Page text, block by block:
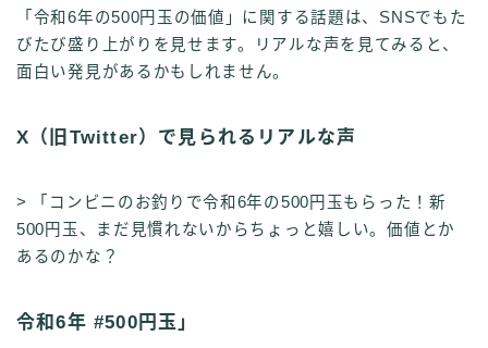
「令和6年の500円玉の価値」に関する話題は、SNSでもた
びたび盛り上がりを見せます。リアルな声を見てみると、
面白い発見があるかもしれません。
X（旧Twitter）で見られるリアルな声
> 「コンビニのお釣りで令和6年の500円玉もらった！新
500円玉、まだ見慣れないからちょっと嬉しい。価値とか
あるのかな？
令和6年 #500円玉」